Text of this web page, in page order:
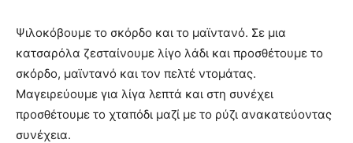
Ψιλοκόβουμε το σκόρδο και το μαϊντανό. Σε μια
κατσαρόλα ζεσταίνουμε λίγο λάδι και προσθέτουμε το
σκόρδο, μαϊντανό και τον πελτέ ντομάτας.
Μαγειρεύουμε για λίγα λεπτά και στη συνέχει
προσθέτουμε το χταπόδι μαζί με το ρύζι ανακατεύοντας
συνέχεια.